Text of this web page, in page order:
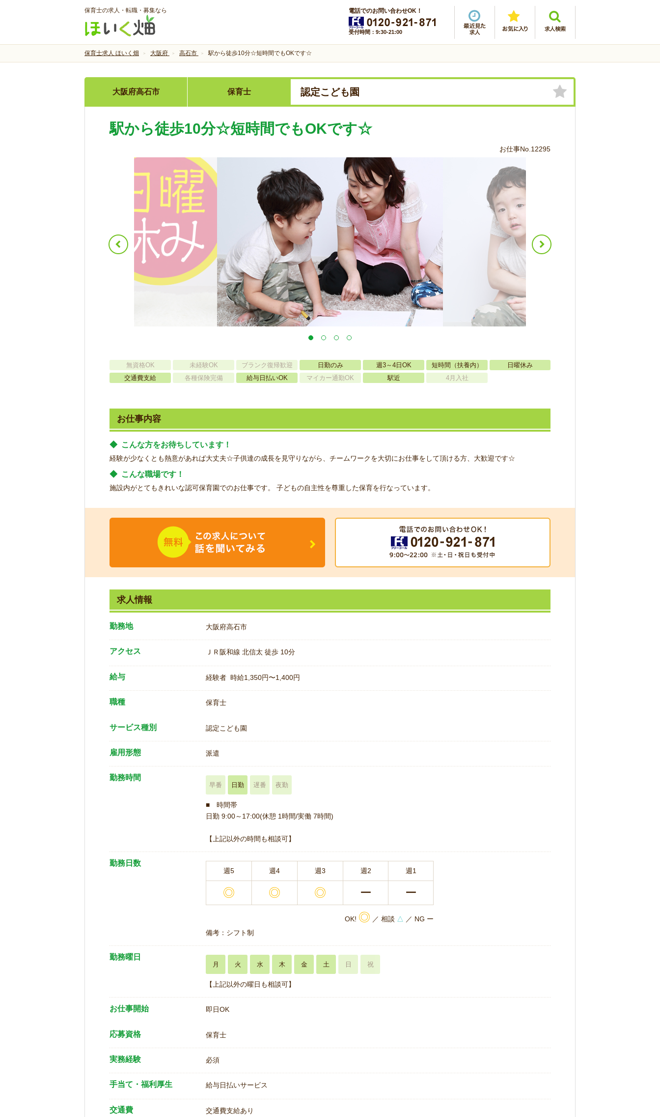
保育士の求人・転職・募集なら 電話でのお問い合わせOK！
受付時間：9:30-21:00
保育士求人 ほいく畑 大阪府 高石市 駅から徒歩10分☆短時間でもOKです☆
大阪府高石市 保育士 認定こども園
駅から徒歩10分☆短時間でもOKです☆
お仕事No.12295
無資格OK 未経験OK ブランク復帰歓迎 日勤のみ 週3～4日OK 短時間（扶養内）
日曜休み
交通費支給
各種保険完備 給与日払いOK マイカー通勤OK 駅近 4月入社
お仕事内容
◆ こんな方をお待ちしています！
経験が少なくとも熱意があれば大丈夫☆子供達の成長を見守りながら、チームワークを大切にお仕事をして頂ける方、大歓迎です☆
◆ こんな職場です！
施設内がとてもきれいな認可保育園でのお仕事です。 子どもの自主性を尊重した保育を行なっています。
求人情報
勤務地 大阪府高石市
アクセス ＪＲ阪和線 北信太 徒歩 10分
給与 経験者 時給1,350円〜1,400円
職種 保育士
サービス種別 認定こども園
雇用形態 派遣
勤務時間
早番 日勤 遅番 夜勤
■ 時間帯
日勤 9:00～17:00(休憩 1時間/実働 7時間)
【上記以外の時間も相談可】
勤務日数
週5 週4 週3 週2 週1
◎ ◎ ◎ ー ー
OK! ◎ ／ 相談 △ ／ NG ー
備考：シフト制
勤務曜日
月 火 水 木 金 土 日 祝
【上記以外の曜日も相談可】
お仕事開始 即日OK
応募資格 保育士
実務経験 必須
手当て・福利厚生 給与日払いサービス
交通費
交通費支給あり